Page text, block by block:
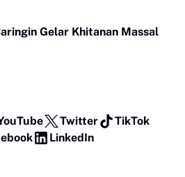
Gelar Khitanan Massal
Twitter
TikTok
LinkedIn